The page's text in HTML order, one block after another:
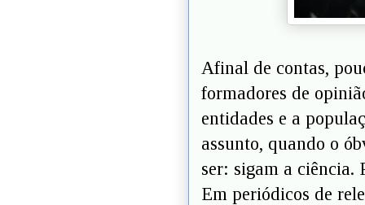
Afinal de contas,
formadores de
entidades e a
assunto, quando o
ser: sigam a ciência.
Em periódicos de